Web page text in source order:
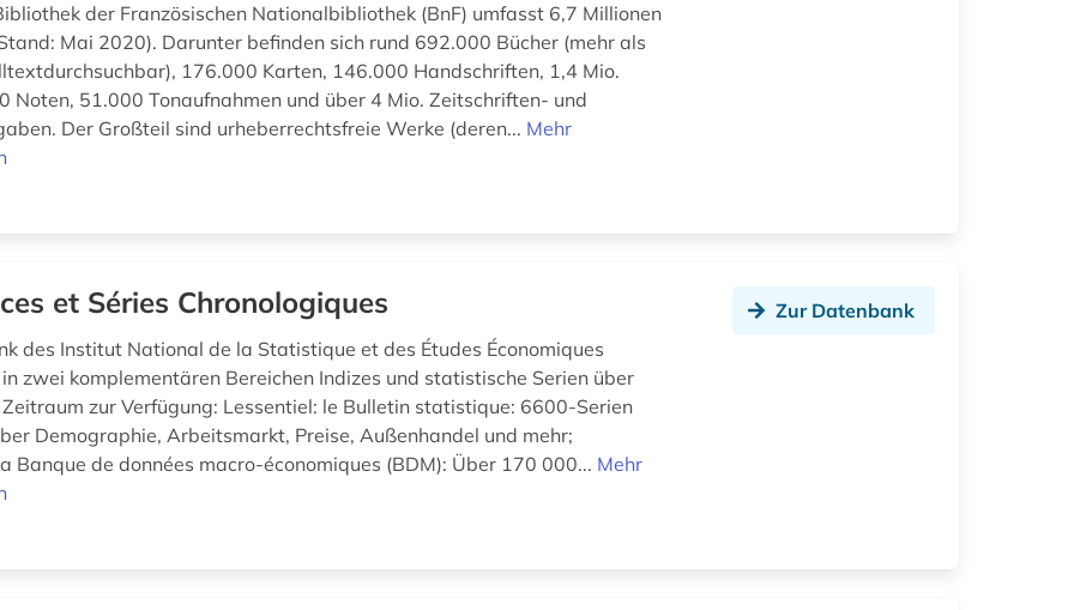
der Französischen Nationalbibliothek (BnF) umfasst 6,7 Millionen
Mai 2020). Darunter befinden sich rund 692.000 Bücher (mehr als
176.000 Karten, 146.000 Handschriften, 1,4 Mio.
Noten, 51.000 Tonaufnahmen und über 4 Mio. Zeitschriften- und
Der Großteil sind urheberrechtsfreie Werke (deren... Mehr
et Séries Chronologiques
des Institut National de la Statistique et des Études Économiques
in zwei komplementären Bereichen Indizes und statistische Serien über
zur Verfügung: Lessentiel: le Bulletin statistique: 6600-Serien
Demographie, Arbeitsmarkt, Preise, Außenhandel und mehr;
Banque de données macro-économiques (BDM): Über 170 000... Mehr
Zur Datenbank